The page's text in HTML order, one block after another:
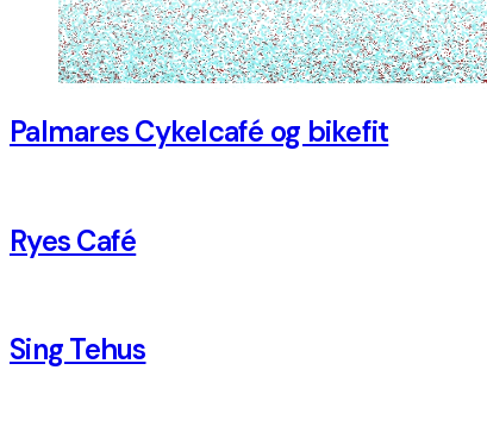
Palmares Cykelcafé og bikefit
Ryes Café
Sing Tehus